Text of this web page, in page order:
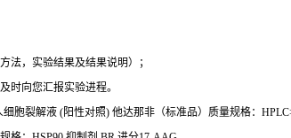
法，实验结果及结果说明）；
时向您汇报实验进程。
细胞裂解液 (阳性对照) 他达那非（标准品）质量规格：